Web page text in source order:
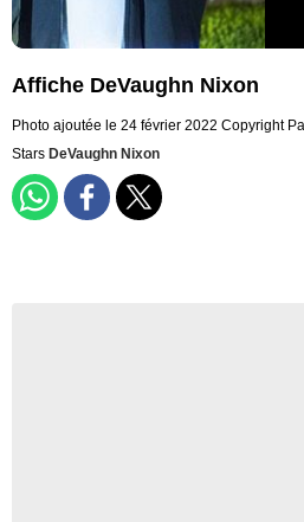
Affiche DeVaughn Nixon
Photo ajoutée le 24 février 2022 Copyright
Stars DeVaughn Nixon